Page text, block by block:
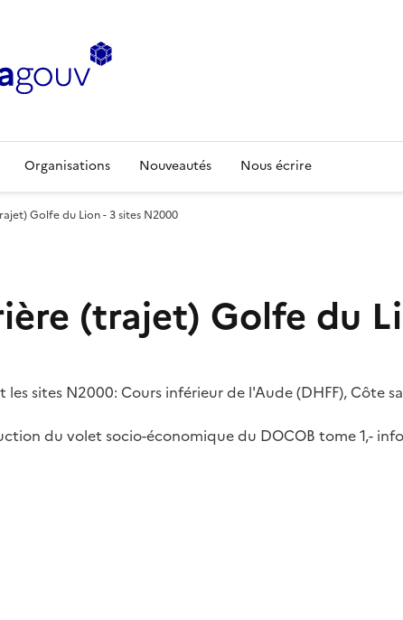
Organisations Nouveautés Nous écrire
Golfe du Lion - 3 sites N2000
(trajet) Golfe du
sites N2000: Cours inférieur de l'Aude (DHFF), Côte
du volet socio-économique du DOCOB tome 1,-